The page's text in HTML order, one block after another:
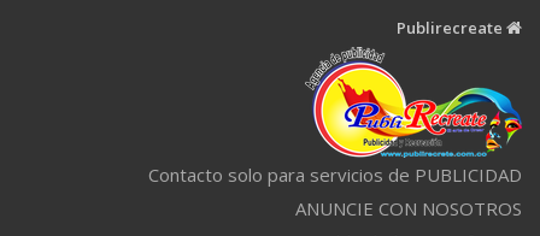
Contacto solo para servicios de PUBLICIDAD
ANUNCIE CON NOSOTROS